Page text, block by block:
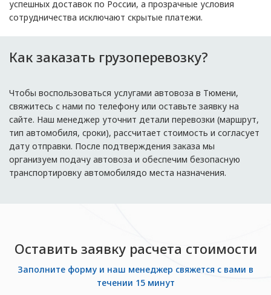
успешных доставок по России, а прозрачные условия
сотрудничества исключают скрытые платежи.
Как заказать грузоперевозку?
Чтобы воспользоваться услугами автовоза в Тюмени,
свяжитесь с нами по телефону или оставьте заявку на
сайте. Наш менеджер уточнит детали перевозки (маршрут,
тип автомобиля, сроки), рассчитает стоимость и согласует
дату отправки. После подтверждения заказа мы
организуем подачу автовоза и обеспечим безопасную
транспортировку автомобилядо места назначения.
Оставить заявку расчета стоимости
Заполните форму и наш менеджер свяжется с вами в
течении 15 минут